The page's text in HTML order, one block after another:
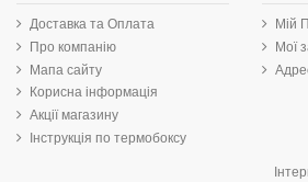
Доставка та Оплата
Про компанію
Мапа сайту
Корисна інформація
Акції магазину
Інструкція по термобоксу
Мій
Мої